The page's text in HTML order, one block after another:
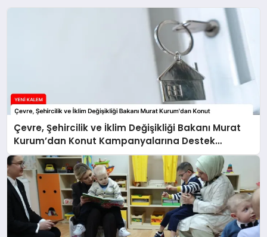
Çevre, Şehircilik ve İklim Değişikliği Bakanı Murat
Kurum’dan Konut Kampanyalarına Destek
Açıklaması